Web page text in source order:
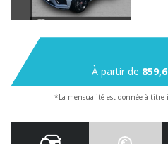
À partir de
*La mensualité est donnée à titre